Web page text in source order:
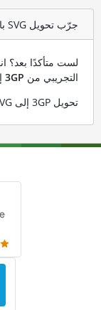
جرّب تحويل SVG باستخدام ملف اختبار 3GP
لست متأكدًا بعد؟
التجريبي من 3GP
تحويل 3GP إلى SVG باستخدام ملف 3GP التجريبي الخاص بنا